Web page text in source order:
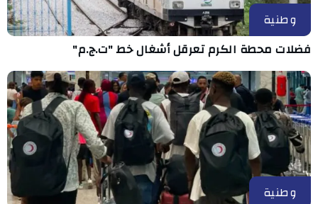
وطنية
فضلات محطة الكرم تعرقل أشغال خط "ت.ج.م"
وطنية